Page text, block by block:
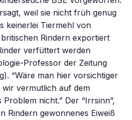
weil sie nicht früh genug
keinerlei Tiermehl von
Rindern exportiert
verfüttert werden
Professor der Zeitung
“Wäre man hier vorsichtiger
vermutlich auf dem
Problem nicht.” Der “Irrsinn”,
Rindern gewonnenes Eiweiß